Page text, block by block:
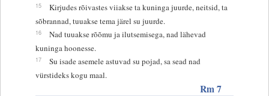
15
Kirjudes rõivastes viiakse ta kuninga juurde, neitsid, ta
sõbrannad, tuuakse tema järel su juurde.
16
Nad tuuakse rõõmu ja ilutsemisega, nad lähevad
kuninga hoonesse.
17
Su isade asemele astuvad su pojad, sa sead nad
vürstideks kogu maal.
Rm 7